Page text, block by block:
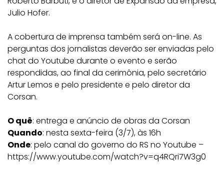
Julio Hofer.
A cobertura de imprensa também será on-line. As
perguntas dos jornalistas deverão ser enviadas pelo
chat do Youtube durante o evento e serão
respondidas, ao final da cerimônia, pelo secretário
Artur Lemos e pelo presidente e pelo diretor da
Corsan.
O quê: entrega e anúncio de obras da Corsan
Quando: nesta sexta-feira (3/7), às 16h
Onde: pelo canal do governo do RS no Youtube –
https://www.youtube.com/watch?v=q4RQri7W3g0